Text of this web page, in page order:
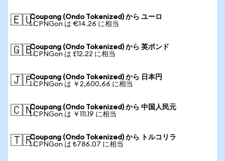
🇪🇺Coupang (Ondo Tokenized) から ユーロ
1 CPNGon は €14.26 に相当
🇬🇧Coupang (Ondo Tokenized) から 英ポンド
1 CPNGon は £12.22 に相当
🇯🇵Coupang (Ondo Tokenized) から 日本円
1 CPNGon は ￥2,600.66 に相当
🇨🇳Coupang (Ondo Tokenized) から 中国人民元
1 CPNGon は ￥111.19 に相当
🇹🇷Coupang (Ondo Tokenized) から トルコリラ
1 CPNGon は ₺786.07 に相当